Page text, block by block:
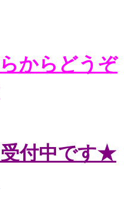
からどうぞ
付中です★